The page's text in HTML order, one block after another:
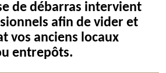
de débarras intervient
afin de vider et
vos anciens locaux
entrepôts.